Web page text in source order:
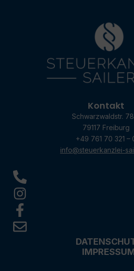
Kontakt
Schwarzwaldstr.
79117 Freiburg
+49 761 70 321 –
info@steuerkanzlei-